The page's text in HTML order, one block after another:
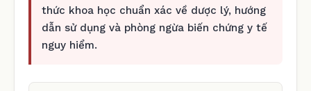
thức khoa học chuẩn xác về dược lý, hướng
dẫn sử dụng và phòng ngừa biến chứng y tế
nguy hiểm.